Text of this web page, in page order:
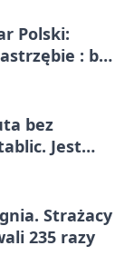
Polski:
: bez
bez
Jest
Strażacy
235 razy